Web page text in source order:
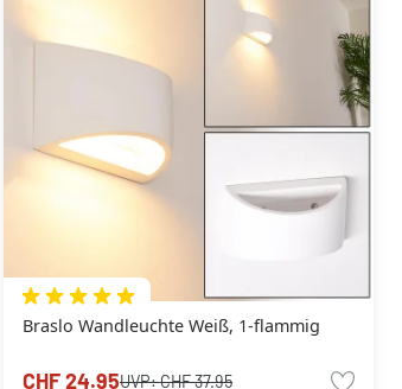
Braslo Wandleuchte Weiß, 1-flammig
CHF 24.95UVP:CHF 37.95